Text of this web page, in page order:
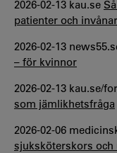
2026-02-13 kau.se
patienter och
2026-02-13
– för kvinnor
2026-02-13 kau.se/
som jämlikhetsfråga
2026-02-06
sjuksköterskors